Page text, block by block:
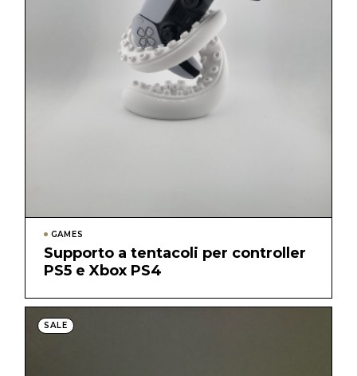
GAMES
Supporto a tentacoli per controller
PS5 e Xbox PS4
SALE